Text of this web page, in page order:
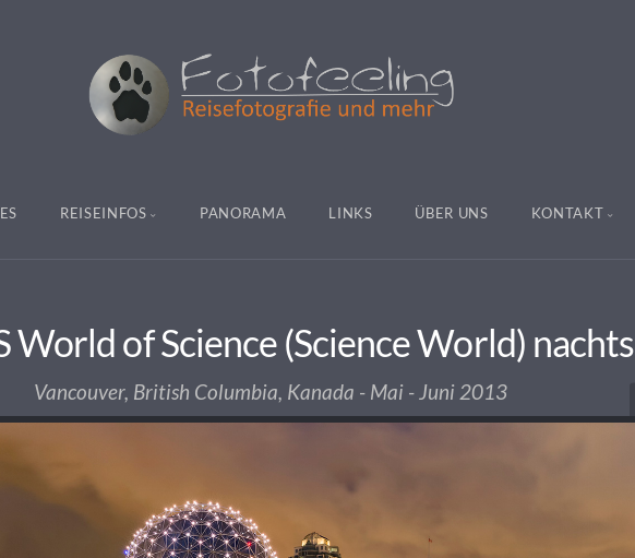
REISEINFOS PANORAMA LINKS ÜBER UNS KONTAKT
World of Science (Science World) nachts
Vancouver, British Columbia, Kanada - Mai - Juni 2013